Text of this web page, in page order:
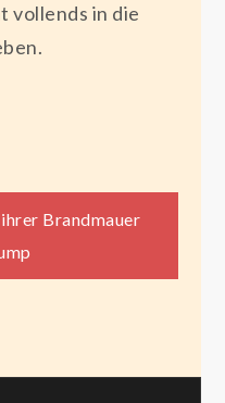
vollends in die
Brandmauer